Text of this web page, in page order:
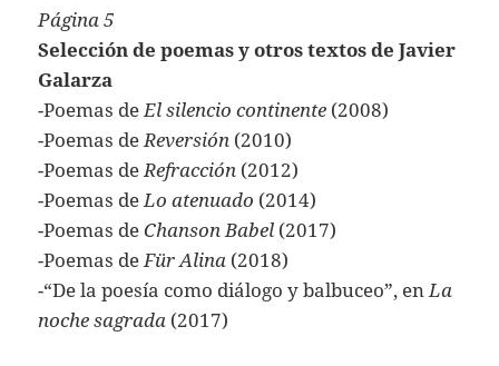
Página 5
Selección de poemas y otros textos de Javier
Galarza
-Poemas deEl silencio continente (2008)
-Poemas deReversión (2010)
-Poemas deRefracción (2012)
-Poemas deLo atenuado (2014)
-Poemas de Chanson Babel (2017)
-Poemas deFür Alina (2018)
-“De la poesía como diálogo y balbuceo”, enLa
noche sagrada (2017)